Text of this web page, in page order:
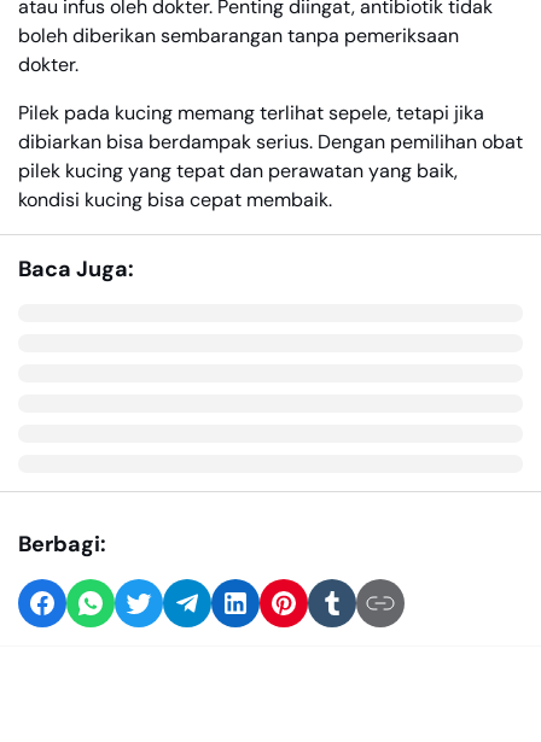
atau infus oleh dokter. Penting diingat, antibiotik tidak
boleh diberikan sembarangan tanpa pemeriksaan
dokter.
Pilek pada kucing memang terlihat sepele, tetapi jika
dibiarkan bisa berdampak serius. Dengan pemilihan obat
pilek kucing yang tepat dan perawatan yang baik,
kondisi kucing bisa cepat membaik.
Baca Juga:
Berbagi: